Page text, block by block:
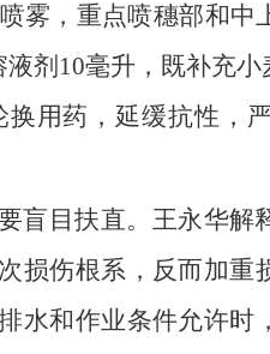
雾，重点喷穗部和中
剂10毫升，既补充小
用药，延缓抗性，
盲目扶直。王永华解
损伤根系，反而加重
水和作业条件允许时